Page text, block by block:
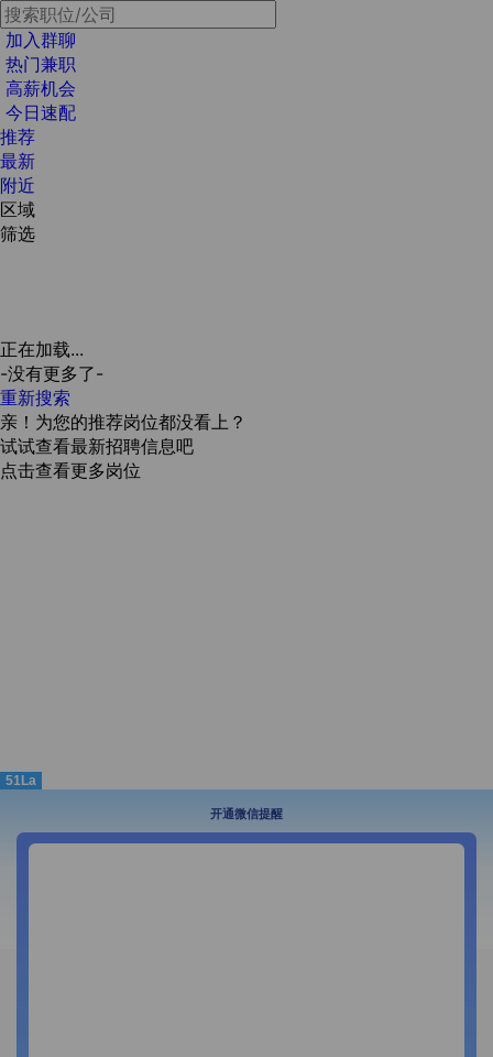
加入群聊
热门兼职
高薪机会
今日速配
推荐
最新
附近
区域
筛选
正在加载...
-没有更多了-
重新搜索
亲！为您的推荐岗位都没看上？
试试查看最新招聘信息吧
点击查看更多岗位
51La
开通微信提醒